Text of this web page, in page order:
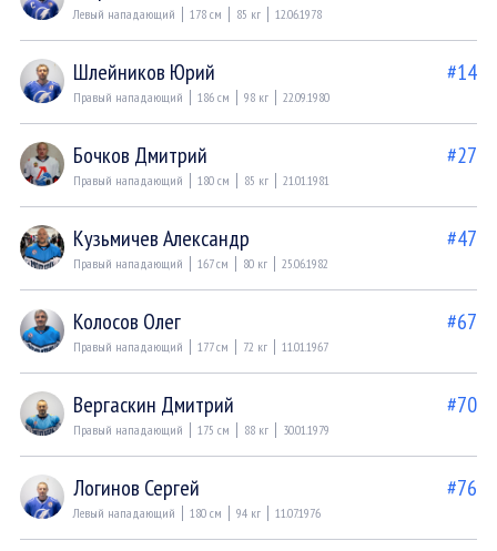
Левый нападающий 178 см 85 кг 12.06.1978
Шлейников Юрий #14
Правый нападающий 186 см 98 кг 22.09.1980
Бочков Дмитрий #27
Правый нападающий 180 см 85 кг 21.01.1981
Кузьмичев Александр #47
Правый нападающий 167 см 80 кг 25.06.1982
Колосов Олег #67
Правый нападающий 177 см 72 кг 11.01.1967
Вергаскин Дмитрий #70
Правый нападающий 175 см 88 кг 30.01.1979
Логинов Сергей #76
Левый нападающий 180 см 94 кг 11.07.1976